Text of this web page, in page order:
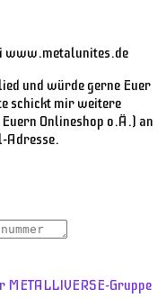
www.metalunites.de
und würde gerne Euer
schickt mir weitere
Onlineshop o.Ä.) an
Adresse.
METALLIVERSE-Gruppe